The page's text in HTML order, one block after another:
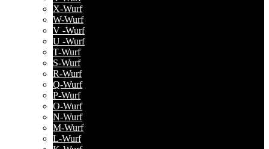
X-Wurf
W-Wurf
V -Wurf
U -Wurf
T-Wurf
S-Wurf
R-Wurf
Q-Wurf
P-Wurf
O-Wurf
N-Wurf
M-Wurf
L-Wurf